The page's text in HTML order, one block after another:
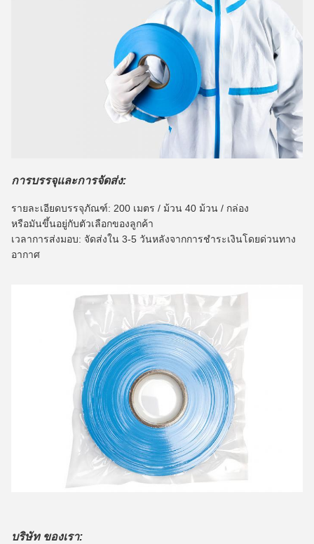
การบรรจุและการจัดส่ง:
รายละเอียดบรรจุภัณฑ์: 200 เมตร / ม้วน 40 ม้วน / กล่อง
หรือมันขึ้นอยู่กับตัวเลือกของลูกค้า
เวลาการส่งมอบ: จัดส่งใน 3-5 วันหลังจากการชำระเงินโดยด่วนทาง
อากาศ
บริษัท ของเรา: